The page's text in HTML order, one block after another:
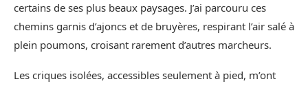
certains de ses plus beaux paysages. J’ai parcouru ces
chemins garnis d’ajoncs et de bruyères, respirant l’air salé à
plein poumons, croisant rarement d’autres marcheurs.
Les criques isolées, accessibles seulement à pied, m’ont